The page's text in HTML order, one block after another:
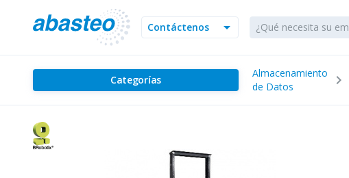
arrow_drop_down
Contáctenos
Categorías
Almacenamiento
de Datos
chevron_right